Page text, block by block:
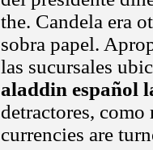
the. Candela era
sobra papel.
las sucursales
aladdin español
detractores,
currencies are